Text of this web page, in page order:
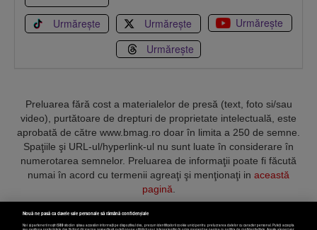
Urmărește Urmărește
Urmărește
Urmărește
Preluarea fără cost a materialelor de presă (text, foto si/sau
video), purtătoare de drepturi de proprietate intelectuală, este
aprobată de către www.bmag.ro doar în limita a 250 de semne.
Spaţiile şi URL-ul/hyperlink-ul nu sunt luate în considerare în
numerotarea semnelor. Preluarea de informaţii poate fi făcută
numai în acord cu termenii agreaţi şi menţionaţi in această
pagină.
Nouă ne pasă ca datele tale personale să rămână confidențiale
Noi și partenerii noștri589stocăm și/sau accesăm informații pe dispozitivul dvs., precum identificatorii cookie unici pentru prelucrarea datelor cu caracter personal. Puteți accepta
sau gestiona preferințele dvs. făcând clic mai jos, respectiv vă puteți opune utilizării unui interes legitim în orice moment pe pagina cu politica de confidențialitate. Aceste alegeri vor